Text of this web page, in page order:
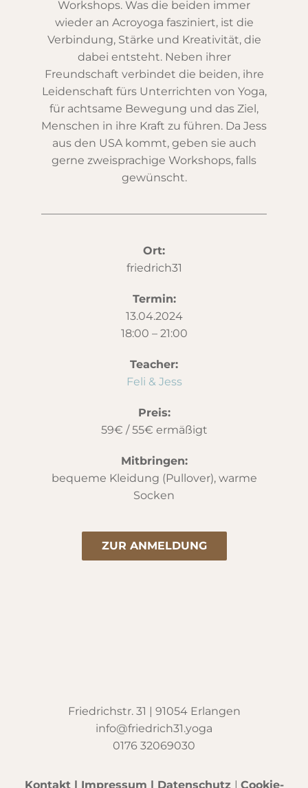
Workshops. Was die beiden immer
wieder an Acroyoga fasziniert, ist die
Verbindung, Stärke und Kreativität, die
dabei entsteht. Neben ihrer
Freundschaft verbindet die beiden, ihre
Leidenschaft fürs Unterrichten von Yoga,
für achtsame Bewegung und das Ziel,
Menschen in ihre Kraft zu führen. Da Jess
aus den USA kommt, geben sie auch
gerne zweisprachige Workshops, falls
gewünscht.
Ort:
friedrich31
Termin:
13.04.2024
18:00 – 21:00
Teacher:
Feli & Jess
Preis:
59€ / 55€ ermäßigt
Mitbringen:
bequeme Kleidung (Pullover), warme
Socken
ZUR ANMELDUNG
Friedrichstr. 31 | 91054 Erlangen
info@friedrich31.yoga
0176 32069030
Kontakt| Impressum Datenschutz Cookie-